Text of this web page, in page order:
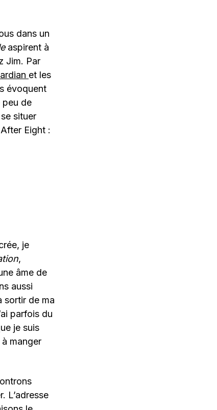
dans un
aspirent à
Jim. Par
et les
évoquent
peu de
situer
Eight :
je
,
âme de
aussi
sortir de ma
parfois du
je suis
manger
L’adresse